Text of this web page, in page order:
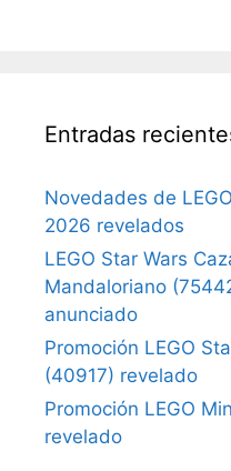
Entradas
Novedades de
2026 revelados
LEGO Star Wars
Mandaloriano
anunciado
Promoción LEGO
(40917) revelado
Promoción LEGO
revelado